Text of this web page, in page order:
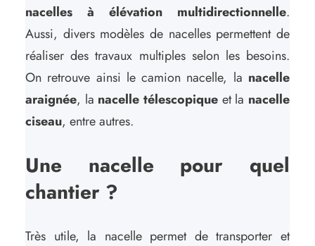
nacelles à élévation multidirectionnelle.
Aussi, divers modèles de nacelles permettent de
réaliser des travaux multiples selon les besoins.
On retrouve ainsi le camion nacelle, la nacelle
araignée, la nacelle télescopique et la nacelle
ciseau, entre autres.
Une nacelle pour quel
chantier ?
Très utile, la nacelle permet de transporter et